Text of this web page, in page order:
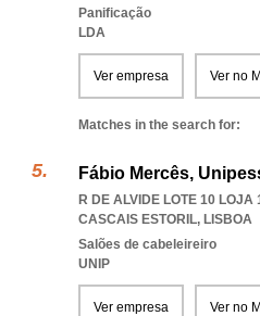
Panificação
LDA
Ver empresa Ver no
Matches in the search for:
Fábio Mercês,
R DE ALVIDE LOTE 10 LOJA
CASCAIS ESTORIL, LISBOA
Salões de cabeleireiro
UNIP
Ver empresa Ver no